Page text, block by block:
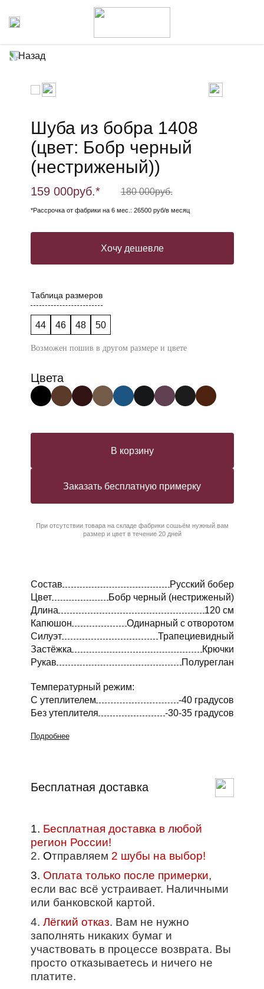
Назад
Шуба из бобра 1408
(цвет: Бобр черный
(нестриженый))
159 000руб.* 180 000руб.
*Рассрочка от фабрики на 6 мес.: 26500 руб/в месяц
Хочу дешевле
Таблица размеров
44 46 48 50
Возможен пошив в другом размере и цвете
Цвета
В корзину
Заказать бесплатную примерку
При отсутствии товара на складе фабрики сошьём нужный вам
размер и цвет в течение 20 дней
Состав
Русский бобер
Цвет
Бобр черный (нестриженый)
Длина
120 см
Капюшон
Одинарный с отворотом
Силуэт
Трапециевидный
Застёжка
Крючки
Рукав
Полуреглан
Температурный режим:
С утеплителем
-40 градусов
Без утеплителя
-30-35 градусов
Подробнее
Бесплатная доставка
1. Бесплатная доставка в любой
регион России!
2. Отправляем 2 шубы на выбор!
3. Оплата только после примерки,
если вас всё устраивает. Наличными
или банковской картой.
4. Лёгкий отказ. Вам не нужно
заполнять никаких бумаг и
участвовать в процессе возврата. Вы
просто отказываетесь и ничего не
платите.